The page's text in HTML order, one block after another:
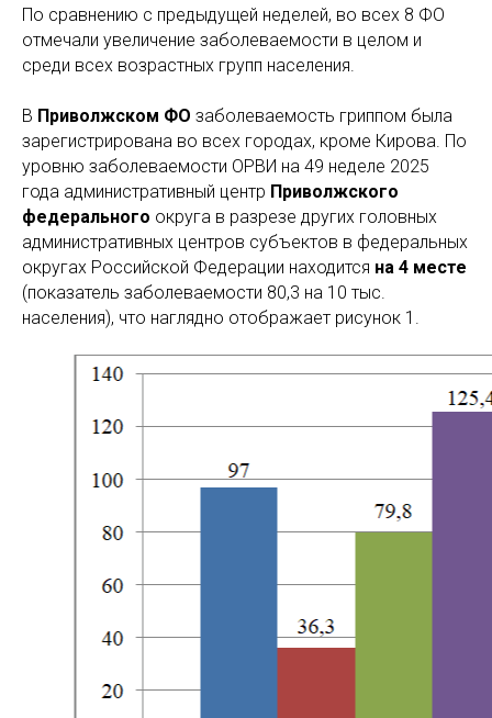
По сравнению с предыдущей неделей, во всех 8 ФО
отмечали увеличение заболеваемости в целом и
среди всех возрастных групп населения.
В Приволжском ФО заболеваемость гриппом была
зарегистрирована во всех городах, кроме Кирова. По
уровню заболеваемости ОРВИ на 49 неделе 2025
года административный центр Приволжского
федерального округа в разрезе других головных
административных центров субъектов в федеральных
округах Российской Федерации находится на 4 месте
(показатель заболеваемости 80,3 на 10 тыс.
населения), что наглядно отображает рисунок 1.